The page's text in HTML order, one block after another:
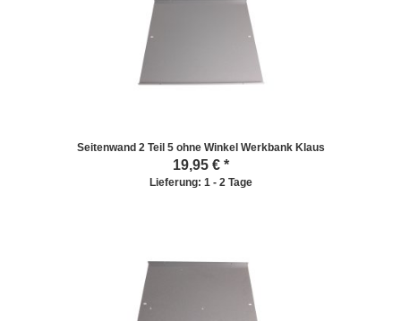
Seitenwand 2 Teil 5 ohne Winkel Werkbank Klaus
19,95€ *
Lieferung: 1 - 2 Tage